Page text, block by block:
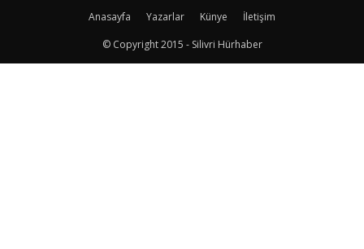
Anasayfa Yazarlar Künye
İletişim
© Copyright 2015 - Silivri Hürhaber